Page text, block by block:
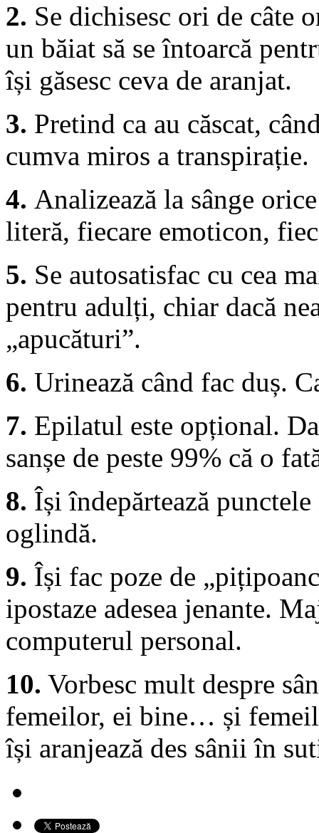
2. Se dichisesc ori de câte
un băiat să se întoarcă
își găsesc ceva de aranjat.
3. Pretind ca au căscat,
cumva miros a transpirație.
4. Analizează la sânge
literă, fiecare emoticon,
5. Se autosatisfac cu cea
pentru adulți, chiar dacă
„apucături”.
6. Urinează când fac duș.
7. Epilatul este opțional.
sanșe de peste 99% că o
8. Își îndepărtează
oglindă.
9. Își fac poze de
ipostaze adesea jenante.
computerul personal.
10. Vorbesc mult despre
femeilor, ei bine… și
își aranjează des sânii în